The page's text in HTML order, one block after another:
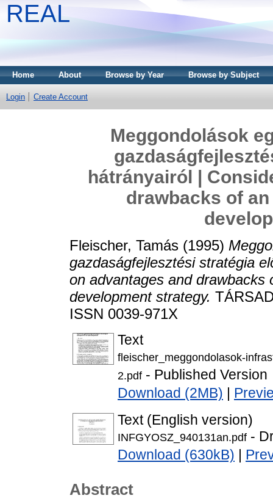
REAL
Home About Browse by Year Browse by Subject
Login Create Account
Meggondolások
hátrányairól |
drawbacks of
Fleischer, Tamás (1995)
gazdaságfejlesztési stratégia
on advantages and drawbacks
development strategy.
ISSN 0039-971X
Text
fleischer_meggondolasok-
2.pdf - Published Version
Download (2MB)
Text (English version)
INFGYOSZ_940131an.pdf -
Download (630kB)
Abstract